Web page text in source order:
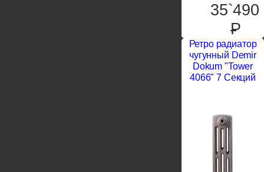
35`490
P
Ретро радиатор
чугунный Demir
Dokum "Tower
4066" 7 Секций